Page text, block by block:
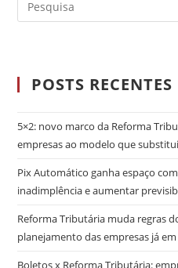
POSTS RECENTES
5×2: novo marco da Reforma
empresas ao modelo que
Pix Automático ganha espaço
inadimplência e aumentar
Reforma Tributária muda regras
planejamento das empresas já
Boletos x Reforma Tributária: